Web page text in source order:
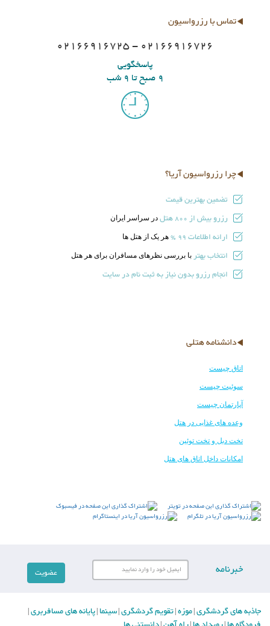
تماس با رزرواسیون
02166916725 - 02166916726
پاسخگویی
9 صبح تا 9 شب
چرا رزرواسیون آریا؟
تضمین بهترین قیمت
رزرو بیش از 800 هتل در سراسر ایران
ارائه اطلاعات 99 % هر یک از هتل ها
انتخاب بهتر با بررسی نظرهای مسافران برای هر هتل
انجام رزرو بدون نیاز به ثبت نام در سایت
دانشنامه هتلی
اتاق چیست
سوئیت چیست
آپارتمان چیست
وعده های غذایی در هتل
تخت دبل و تخت توئین
امکانات داخل اتاق های هتل
خبرنامه
جاذبه های گردشگری|موزه|تقویم گردشگری|سینما|پایانه های مسافربری|